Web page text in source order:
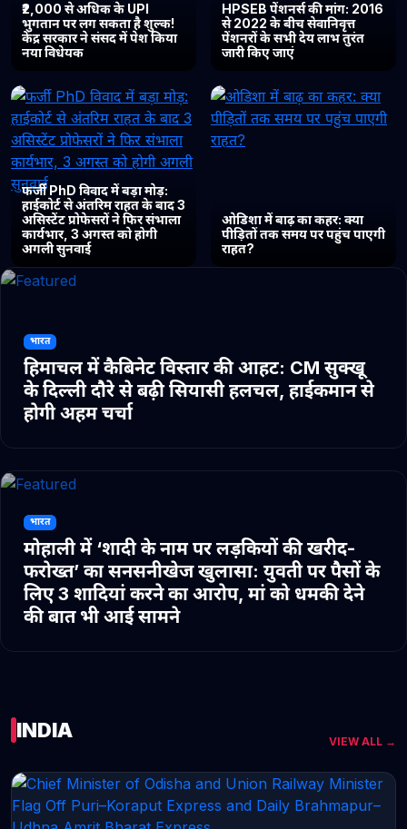
₹2,000 से अधिक के UPI
भुगतान पर लग सकता है शुल्क!
केंद्र सरकार ने संसद में पेश किया
नया विधेयक
HPSEB पेंशनर्स की मांग: 2016
से 2022 के बीच सेवानिवृत्त
पेंशनरों के सभी देय लाभ तुरंत
जारी किए जाएं
फर्जी PhD विवाद में बड़ा मोड़:
हाईकोर्ट से अंतरिम राहत के बाद 3
असिस्टेंट प्रोफेसरों ने फिर संभाला
कार्यभार, 3 अगस्त को होगी
अगली सुनवाई
ओडिशा में बाढ़ का कहर: क्या
पीड़ितों तक समय पर पहुंच पाएगी
राहत?
भारत
हिमाचल में कैबिनेट विस्तार की आहट: CM सुक्खू
के दिल्ली दौरे से बढ़ी सियासी हलचल, हाईकमान से
होगी अहम चर्चा
भारत
मोहाली में ‘शादी के नाम पर लड़कियों की खरीद-
फरोख्त’ का सनसनीखेज खुलासा: युवती पर पैसों के
लिए 3 शादियां करने का आरोप, मां को धमकी देने
की बात भी आई सामने
INDIA VIEW ALL →